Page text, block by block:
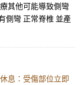
其他可能導致側彎
側彎 正常脊椎 並產
息：受傷部位立即